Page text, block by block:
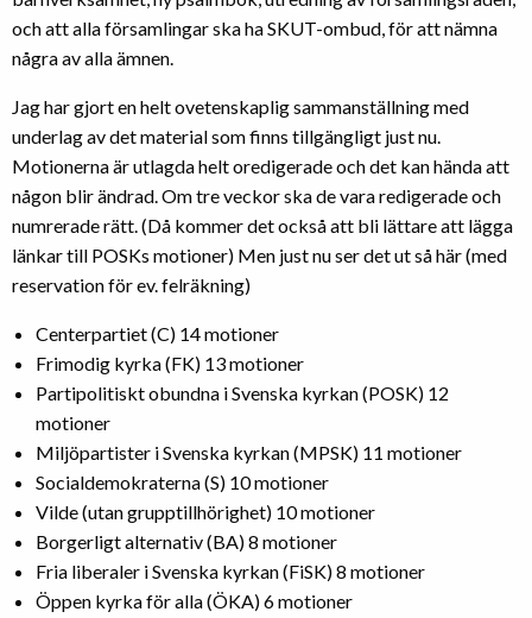
och att alla församlingar ska ha SKUT-ombud, för att nämna
några av alla ämnen.
Jag har gjort en helt ovetenskaplig sammanställning med
underlag av det material som finns tillgängligt just nu.
Motionerna är utlagda helt oredigerade och det kan hända att
någon blir ändrad. Om tre veckor ska de vara redigerade och
numrerade rätt. (Då kommer det också att bli lättare att lägga
länkar till POSKs motioner) Men just nu ser det ut så här (med
reservation för ev. felräkning)
Centerpartiet (C) 14 motioner
Frimodig kyrka (FK) 13 motioner
Partipolitiskt obundna i Svenska kyrkan (POSK) 12
motioner
Miljöpartister i Svenska kyrkan (MPSK) 11 motioner
Socialdemokraterna (S) 10 motioner
Vilde (utan grupptillhörighet) 10 motioner
Borgerligt alternativ (BA) 8 motioner
Fria liberaler i Svenska kyrkan (FiSK) 8 motioner
Öppen kyrka för alla (ÖKA) 6 motioner